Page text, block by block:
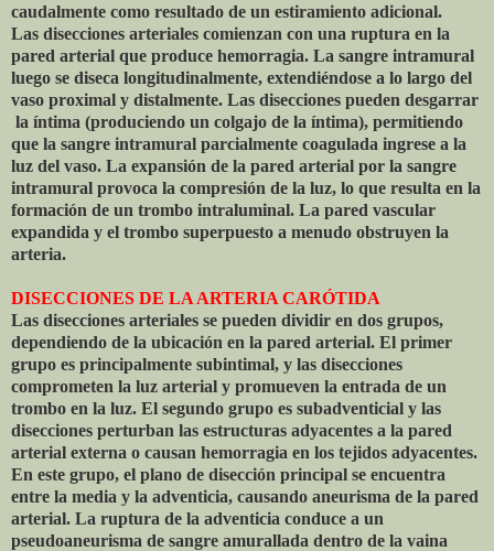
caudalmente como resultado de un estiramiento adicional.
Las disecciones arteriales comienzan con una ruptura en la
pared arterial que produce hemorragia. La sangre intramural
luego se diseca longitudinalmente, extendiéndose a lo largo del
vaso proximal y distalmente. Las disecciones pueden desgarrar
la íntima (produciendo un colgajo de la íntima), permitiendo
que la sangre intramural parcialmente coagulada ingrese a la
luz del vaso. La expansión de la pared arterial por la sangre
intramural provoca la compresión de la luz, lo que resulta en la
formación de un trombo intraluminal. La pared vascular
expandida y el trombo superpuesto a menudo obstruyen la
arteria.
DISECCIONES DE LA ARTERIA CARÓTIDA
Las disecciones arteriales se pueden dividir en dos grupos,
dependiendo de la ubicación en la pared arterial. El primer
grupo es principalmente subintimal, y las disecciones
comprometen la luz arterial y promueven la entrada de un
trombo en la luz. El segundo grupo es subadventicial y las
disecciones perturban las estructuras adyacentes a la pared
arterial externa o causan hemorragia en los tejidos adyacentes.
En este grupo, el plano de disección principal se encuentra
entre la media y la adventicia, causando aneurisma de la pared
arterial. La ruptura de la adventicia conduce a un
pseudoaneurisma de sangre amurallada dentro de la vaina